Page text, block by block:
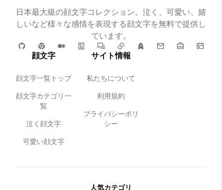
日本最大級の顔文字コレクション。泣く、可愛い、嬉
しいなど様々な感情を表現する顔文字を無料で提供し
ています。
顔文字
顔文字一覧トップ
顔文字カテゴリ一
覧
泣く顔文字
可愛い顔文字
サイト情報
私たちについて
利用規約
プライバシーポリ
シー
人気カテゴリ